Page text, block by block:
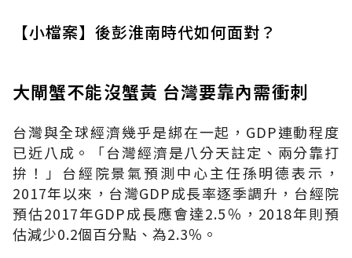
【小檔案】後彭淮南時代如何面對？
大閘蟹不能沒蟹黃 台灣要靠內需衝刺
台灣與全球經濟幾乎是綁在一起，GDP連動程度
已近八成。「台灣經濟是八分天註定、兩分靠打
拚！」台經院景氣預測中心主任孫明德表示，
2017年以來，台灣GDP成長率逐季調升，台經院
預估2017年GDP成長應會達2.5％，2018年則預
估減少0.2個百分點、為2.3％。